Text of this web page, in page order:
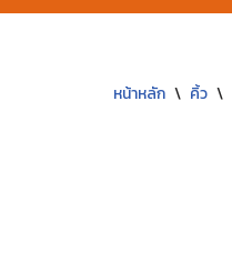
หน้าหลัก \ คิ้ว \